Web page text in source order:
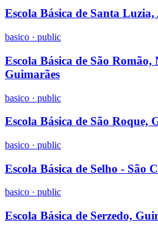
Escola Básica de Santa
basico · public
Escola Básica de São Romão,
Guimarães
basico · public
Escola Básica de São Roque,
basico · public
Escola Básica de Selho - São
basico · public
Escola Básica de Serzedo,